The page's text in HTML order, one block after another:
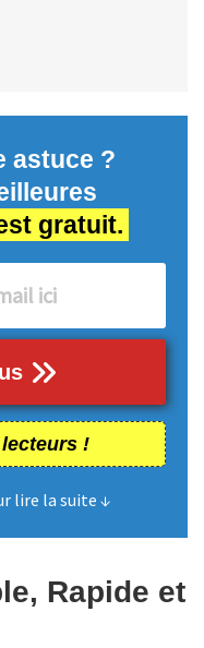
astuce ?
gratuit.
!
lire la suite ↓
Rapide et